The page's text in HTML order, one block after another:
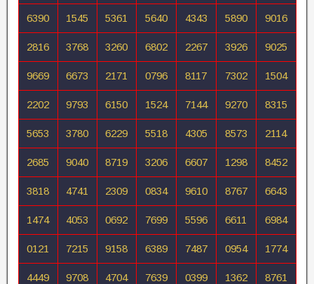
6390 1545 5361 5640 4343 5890 9016
2816 3768 3260 6802 2267 3926 9025
9669 6673 2171 0796 8117 7302 1504
2202 9793 6150 1524 7144 9270 8315
5653 3780 6229 5518 4305 8573 2114
2685 9040 8719 3206 6607 1298 8452
3818 4741 2309 0834 9610 8767 6643
1474 4053 0692 7699 5596 6611 6984
0121 7215 9158 6389 7487 0954 1774
4449 9708 4704 7639 0399 1362 8761